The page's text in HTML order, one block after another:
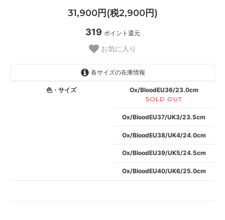
31,900円(税2,900円)
319 ポイント還元
お気に入り
各サイズの在庫情報
色・サイズ
Ox/BloodEU36/23.0cm
SOLD OUT
Ox/BloodEU37/UK3/23.5cm
Ox/BloodEU38/UK4/24.0cm
Ox/BloodEU39/UK5/24.5cm
Ox/BloodEU40/UK6/25.0cm